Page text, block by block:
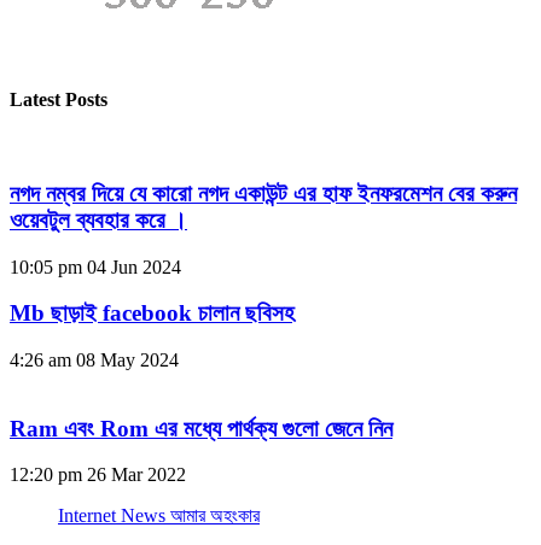
Latest Posts
নগদ নম্বর দিয়ে যে কারো নগদ একাউন্ট এর হাফ ইনফরমেশন বের করুন
ওয়েবটুল ব্যবহার করে ।
10:05 pm 04 Jun 2024
Mb ছাড়াই facebook চালান ছবিসহ
4:26 am 08 May 2024
Ram এবং Rom এর মধ্যে পার্থক্য গুলো জেনে নিন
12:20 pm 26 Mar 2022
Internet News আমার অহংকার